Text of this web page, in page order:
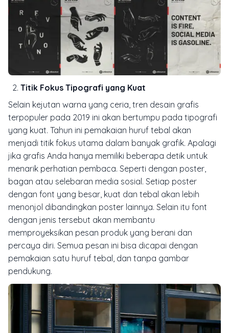
Titik Fokus Tipografi yang Kuat
Selain kejutan warna yang ceria, tren desain grafis
terpopuler pada 2019 ini akan bertumpu pada tipografi
yang kuat. Tahun ini pemakaian huruf tebal akan
menjadi titik fokus utama dalam banyak grafik. Apalagi
jika grafis Anda hanya memiliki beberapa detik untuk
menarik perhatian pembaca. Seperti dengan poster,
bagan atau selebaran media sosial. Setiap poster
dengan font yang besar, kuat dan tebal akan lebih
menonjol dibandingkan poster lainnya. Selain itu font
dengan jenis tersebut akan membantu
memproyeksikan pesan produk yang berani dan
percaya diri. Semua pesan ini bisa dicapai dengan
pemakaian satu huruf tebal, dan tanpa gambar
pendukung.